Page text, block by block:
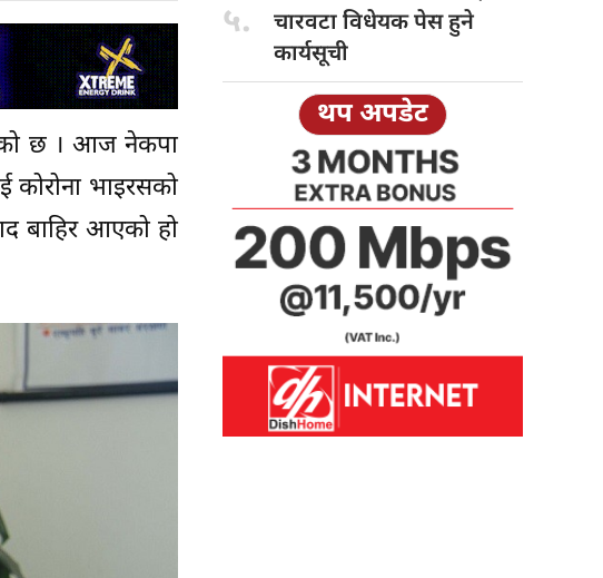
छ । आज नेकपा
कोरोना भाइरसको
बाहिर आएको हो
५.
चारवटा विधेयक पेस हुने
कार्यसूची
थप अपडेट